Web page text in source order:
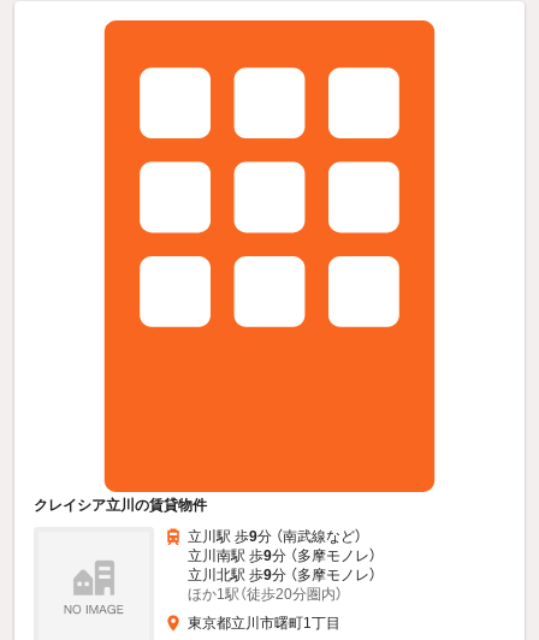
クレイシア立川の賃貸物件
立川駅 歩9分 （南武線など）
立川南駅 歩9分 （多摩モノレ）
立川北駅 歩9分 （多摩モノレ）
ほか1駅（徒歩20分圏内）
東京都立川市曙町1丁目